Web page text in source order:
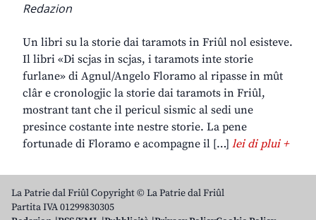
Redazion
Un libri su la storie dai taramots in Friûl nol esisteve.
Il libri «Di scjas in scjas, i taramots inte storie
furlane» di Agnul/Angelo Floramo al ripasse in mût
clâr e cronologjic la storie dai taramots in Friûl,
mostrant tant che il pericul sismic al sedi une
presince costante inte nestre storie. La pene
fortunade di Floramo e acompagne il […] lei di plui +
La Patrie dal Friûl Copyright © La Patrie dal Friûl
Partita IVA 01299830305